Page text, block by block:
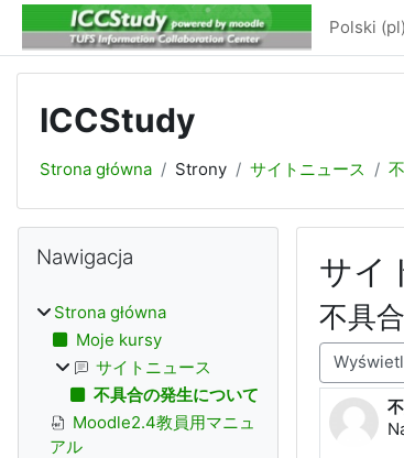
Przejdź do głównej zawartości
Polski ‎(pl)‎
ICCStudy
Strona główna Strony サイトニュース
サイ
不具
Sposób
Bloki
Nawigacja
Strona główna
Moje kursy
サイトニュース
不具合の発生について
Moodle2.4教員用マニュ
アル